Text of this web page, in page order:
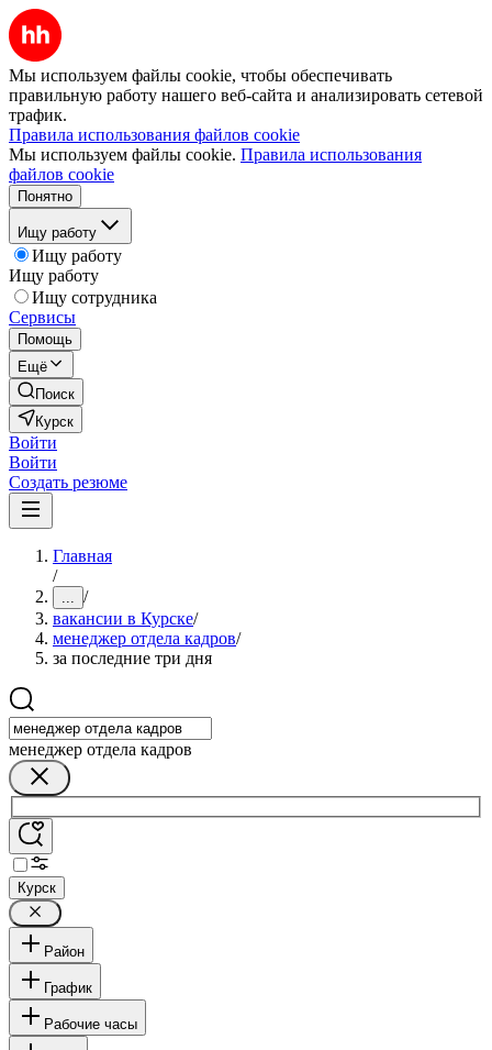
Мы используем файлы cookie, чтобы обеспечивать
правильную работу нашего веб-сайта и анализировать сетевой
трафик.
Правила использования файлов cookie
Мы используем файлы cookie. Правила использования
файлов cookie
Понятно
Ищу работу
Ищу работу
Ищу работу
Ищу сотрудника
Сервисы
Помощь
Ещё
Поиск
Курск
Войти
Войти
Создать резюме
Главная
/
... /
вакансии в Курске/
менеджер отдела кадров/
за последние три дня
менеджер отдела кадров
Курск
Район
График
Рабочие часы